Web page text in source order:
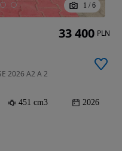
1 / 6
2026 A2 A 2
451 cm3 2026
33 400 PLN